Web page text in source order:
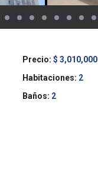
Precio: $ 3,010,000
Habitaciones: 2
Baños: 2